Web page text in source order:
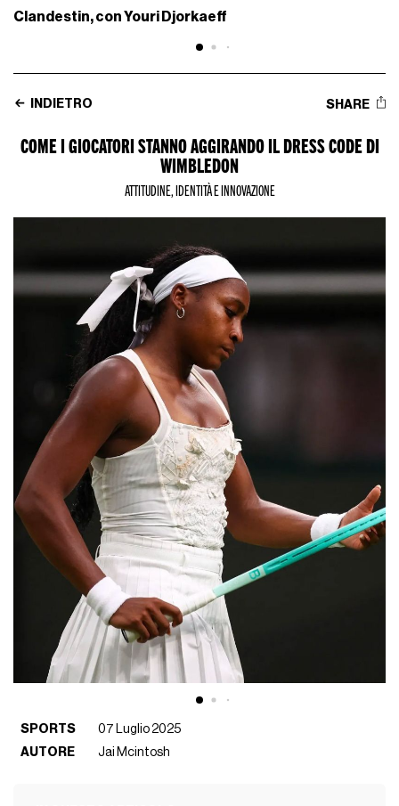
Clandestin, con Youri Djorkaeff
INDIETRO SHARE
COME I GIOCATORI STANNO AGGIRANDO IL DRESS CODE DI
WIMBLEDON
ATTITUDINE, IDENTITÀ E INNOVAZIONE
SPORTS
07 Luglio 2025
AUTORE
Jai Mcintosh